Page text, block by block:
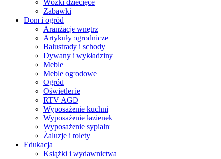
Wózki dziecięce
Zabawki
Dom i ogród
Aranżacje wnętrz
Artykuły ogrodnicze
Balustrady i schody
Dywany i wykładziny
Meble
Meble ogrodowe
Ogród
Oświetlenie
RTV AGD
Wyposażenie kuchni
Wyposażenie łazienek
Wyposażenie sypialni
Żaluzje i rolety
Edukacja
Książki i wydawnictwa